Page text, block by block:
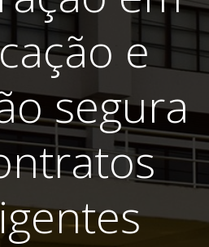
e
segura